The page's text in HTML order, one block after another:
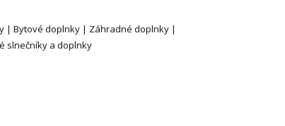
| Bytové doplnky | Záhradné doplnky |
slnečníky a doplnky